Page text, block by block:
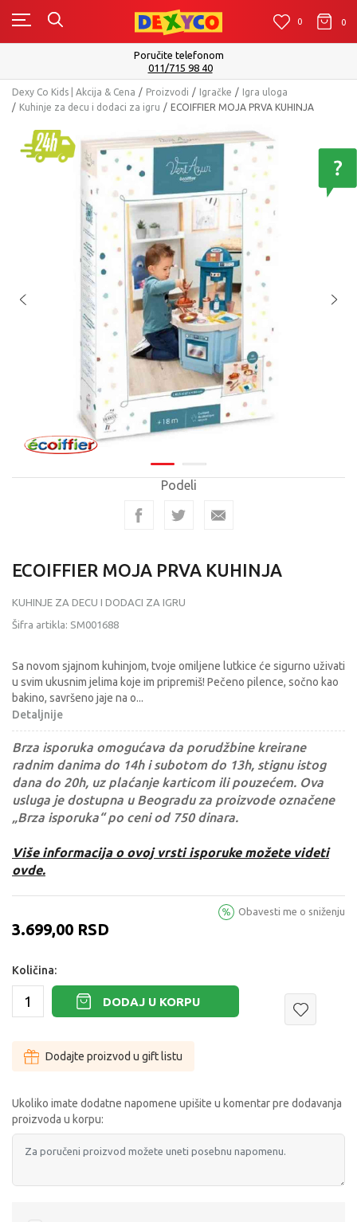
0 0 0
Poručite telefonom
011/715 98 40
Dexy Co Kids | Akcija & Cena Proizvodi Igračke
Igra uloga
Kuhinje za decu i dodaci za igru
ECOIFFIER MOJA PRVA KUHINJA
Podeli
ECOIFFIER MOJA PRVA KUHINJA
KUHINJE ZA DECU I DODACI ZA IGRU
Šifra artikla: SM001688
Sa novom sjajnom kuhinjom, tvoje omiljene lutkice će sigurno uživati
u svim ukusnim jelima koje im pripremiš! Pečeno pilence, sočno kao
bakino, savršeno jaje na o...
Detaljnije
Brza isporuka omogućava da porudžbine kreirane
radnim danima do 14h i subotom do 13h, stignu istog
dana do 20h, uz plaćanje karticom ili pouzećem. Ova
usluga je dostupna u Beogradu za proizvode označene
„Brza isporuka“ po ceni od 750 dinara.
Više informacija o ovoj vrsti isporuke možete videti
ovde.
3.699,00 RSD
Obavesti me o sniženju
Količina:
DODAJ U KORPU
Dodajte proizvod u gift listu
Ukoliko imate dodatne napomene upišite u komentar pre dodavanja
proizvoda u korpu: